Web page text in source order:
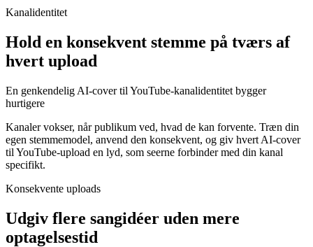
Kanalidentitet
Hold en konsekvent stemme på tværs af
hvert upload
En genkendelig AI-cover til YouTube-kanalidentitet bygger
hurtigere
Kanaler vokser, når publikum ved, hvad de kan forvente. Træn din
egen stemmemodel, anvend den konsekvent, og giv hvert AI-cover
til YouTube-upload en lyd, som seerne forbinder med din kanal
specifikt.
Konsekvente uploads
Udgiv flere sangidéer uden mere
optagelsestid